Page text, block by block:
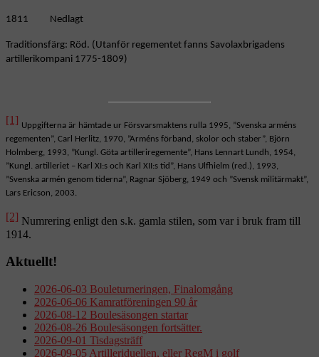
1811 Nedlagt
Traditionsfärg: Röd. (Utanför regementet fanns Savolaxbrigadens
artillerikompani 1775-1809)
[1] Uppgifterna är hämtade ur Försvarsmaktens rulla 1995, ”Svenska arméns
regementen”, Carl Herlitz, 1970, ”Arméns förband, skolor och staber”, Björn
Holmberg, 1993, ”Kungl. Göta artilleriregemente”, Hans Lennart Lundh, 1954,
”Kungl. artilleriet – Karl XI:s och Karl XII:s tid”, Hans Ulfhielm (red.), 1993,
”Svenska armén genom tiderna”, Ragnar Sjöberg, 1949 och ”Svensk militärmakt”,
Lars Ericson, 2003.
[2] Numrering enligt den s.k. gamla stilen, som var i bruk fram till
1914.
Aktuellt!
2026-06-03 Bouleturneringen, Finalomgång
2026-06-06 Kamratföreningen 90 år
2026-08-12 Boulesäsongen startar
2026-08-26 Boulesäsongen fortsätter.
2026-09-01 Tisdagsträff
2026-09-05 Artilleriduellen, eller RegM i golf